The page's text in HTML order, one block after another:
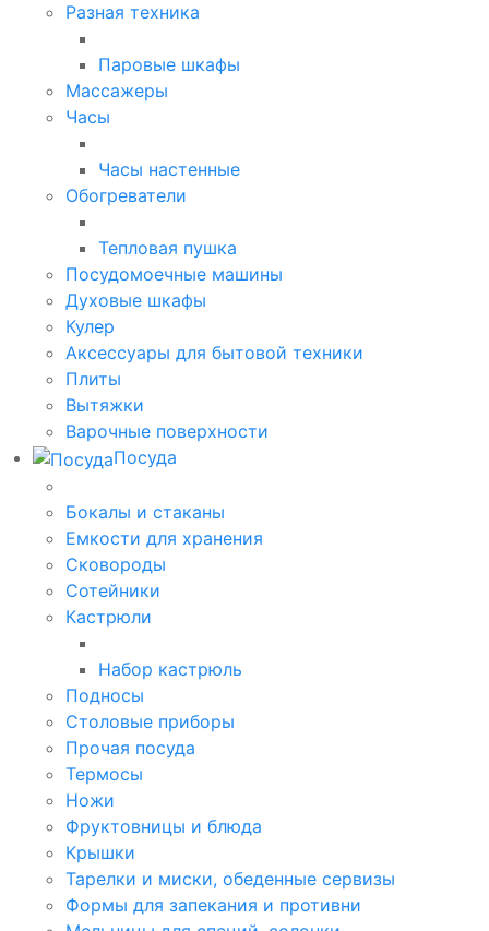
Разная техника
Паровые шкафы
Массажеры
Часы
Часы настенные
Обогреватели
Тепловая пушка
Посудомоечные машины
Духовые шкафы
Кулер
Аксессуары для бытовой техники
Плиты
Вытяжки
Варочные поверхности
Посуда
Бокалы и стаканы
Емкости для хранения
Сковороды
Сотейники
Кастрюли
Набор кастрюль
Подносы
Столовые приборы
Прочая посуда
Термосы
Ножи
Фруктовницы и блюда
Крышки
Тарелки и миски, обеденные сервизы
Формы для запекания и противни